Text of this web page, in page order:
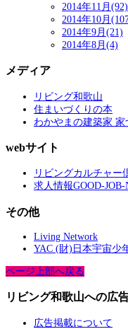
2014年11月(92)
2014年10月
2014年9月(21)
2014年8月(4)
メディア
リビング和歌山
住まいづくりの本
わかやまの建築家 家
webサイト
リビングカルチャー
求人情報GOOD-JOB-
その他
Living Network
YAC (財)日本宇宙少
ページ上部へ戻る
リビング和歌山への広
広告掲載について